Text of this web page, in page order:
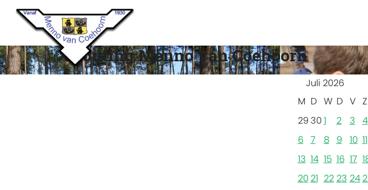
Scouting Menno van Coehoorn
Juli 2026
M D W D V Z
29 30 1 2 3 4
6 7 8 9 10 11
13 14 15 16 17
20 21 22 23 24